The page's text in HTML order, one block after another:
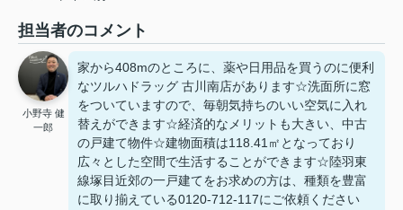
担当者のコメント
小野寺 健
一郎
家から408mのところに、薬や日用品を買うのに便利
なツルハドラッグ 古川南店があります☆洗面所に窓
をついていますので、毎朝気持ちのいい空気に入れ
替えができます☆経済的なメリットも大きい、中古
の戸建て物件☆建物面積は118.41㎡となっており
広々とした空間で生活することができます☆陸羽東
線塚目近郊の一戸建てをお求めの方は、種類を豊富
に取り揃えている0120-712-117にご依頼ください